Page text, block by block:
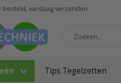
vandaag verzonden
Tips Tegelzetten